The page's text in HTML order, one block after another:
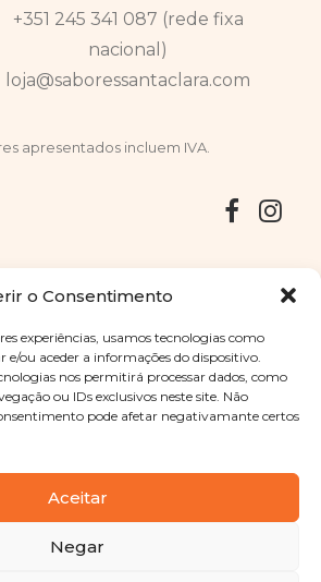
o Consentimento
experiências, usamos tecnologias como
e/ou aceder a informações do dispositivo.
nos permitirá processar dados, como
ou IDs exclusivos neste site. Não
pode afetar negativamante certos
Aceitar
Negar
+351 245 341 087 (rede fixa
nacional)
loja@saboressantaclara.com
apresentados incluem IVA.
Sabores Santa Clara
. Todos os direitos
de Privacidade |Termos e condições
Branding Agency